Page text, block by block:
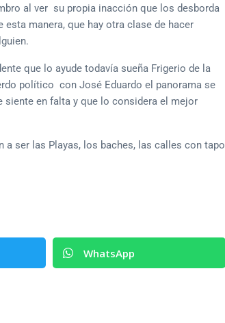
al ver su propia inacción que los desborda
manera, que hay otra clase de hacer
que lo ayude todavía sueña Frigerio de la
político con José Eduardo el panorama se
siente en falta y que lo considera el mejor
a ser las Playas, los baches, las calles con tapo
WhatsApp